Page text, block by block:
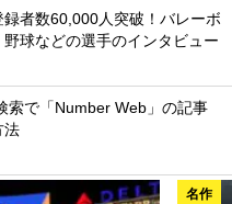
者数60,000人突破！バレーボ
球などの選手のインタビュー
索で「Number Web」の記事
法
名作